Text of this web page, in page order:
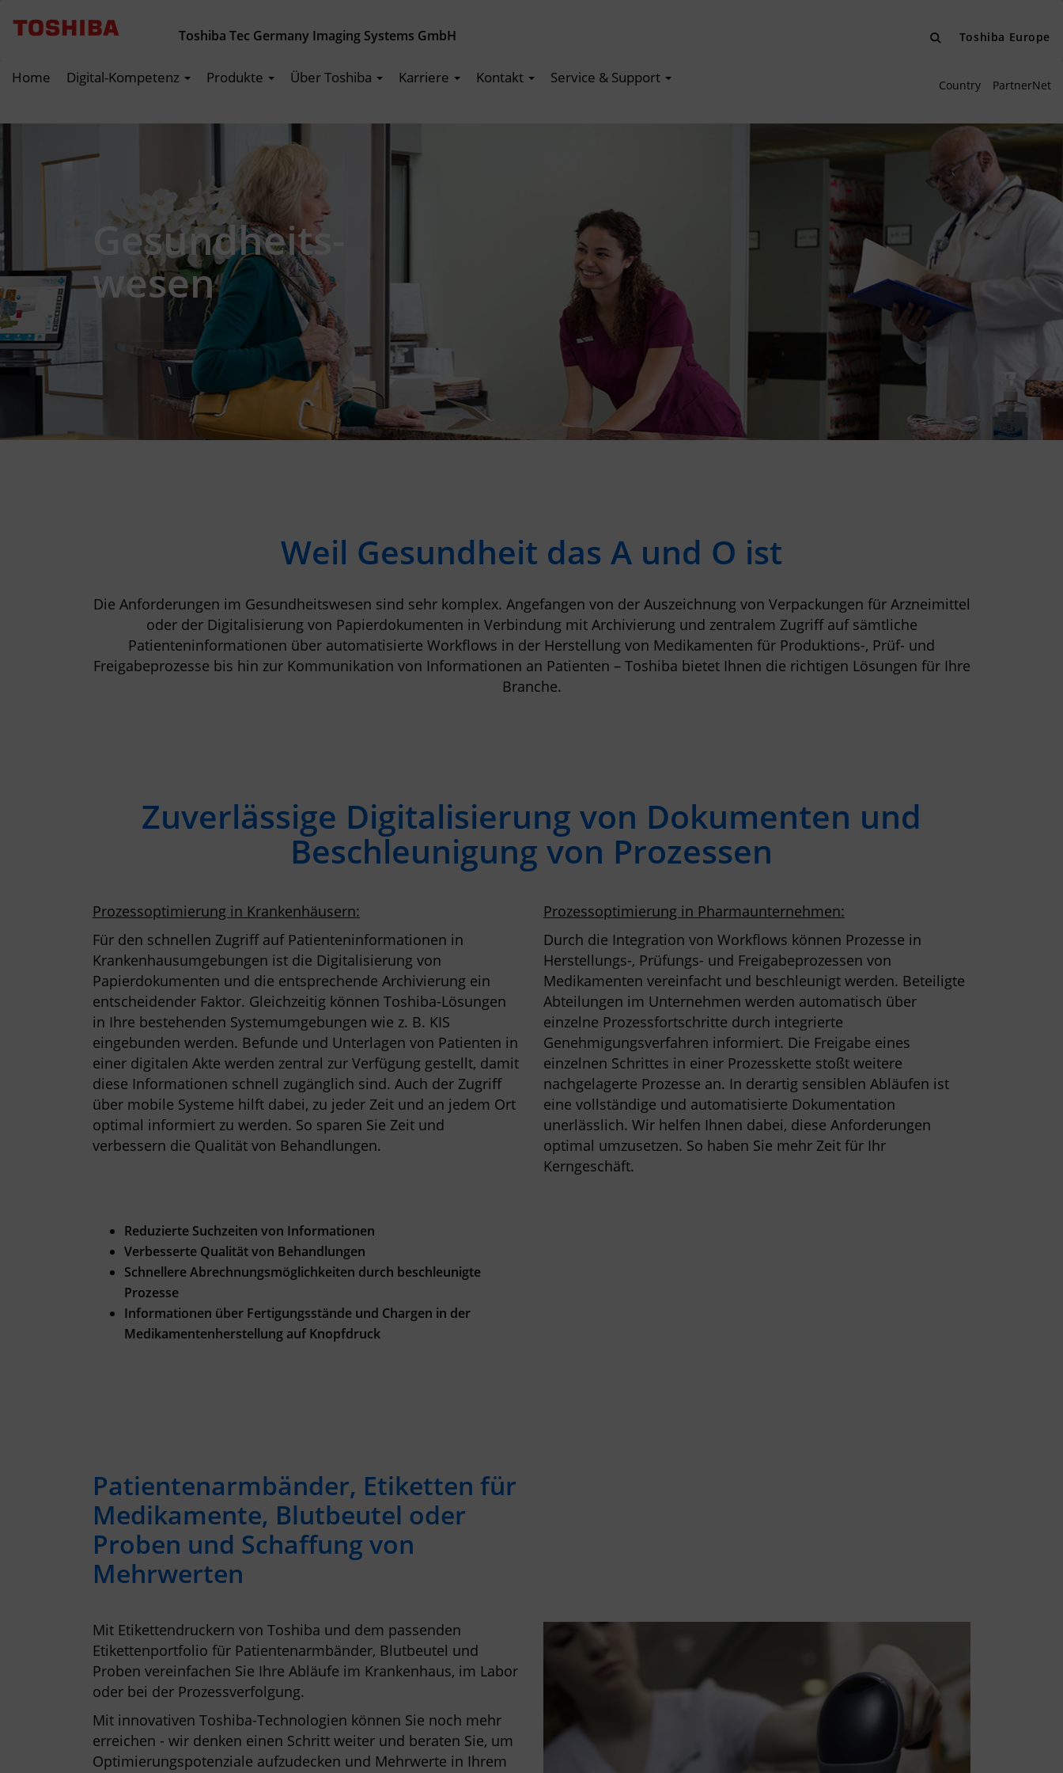
Toshiba Tec Germany Imaging Systems GmbH Toshiba Europe
Home Digital-Kompetenz Produkte Über Toshiba Karriere Kontakt Service & Support Country PartnerNet
Gesundheits-
wesen
Weil Gesundheit das A und O ist
Die Anforderungen im Gesundheitswesen sind sehr komplex. Angefangen von der Auszeichnung von Verpackungen für Arzneimittel
oder der Digitalisierung von Papierdokumenten in Verbindung mit Archivierung und zentralem Zugriff auf sämtliche
Patienteninformationen über automatisierte Workflows in der Herstellung von Medikamenten für Produktions-, Prüf- und
Freigabeprozesse bis hin zur Kommunikation von Informationen an Patienten – Toshiba bietet Ihnen die richtigen Lösungen für Ihre
Branche.
Zuverlässige Digitalisierung von Dokumenten und
Beschleunigung von Prozessen
Prozessoptimierung in Krankenhäusern:
Für den schnellen Zugriff auf Patienteninformationen in
Krankenhausumgebungen ist die Digitalisierung von
Papierdokumenten und die entsprechende Archivierung ein
entscheidender Faktor. Gleichzeitig können Toshiba-Lösungen
in Ihre bestehenden Systemumgebungen wie z. B. KIS
eingebunden werden. Befunde und Unterlagen von Patienten in
einer digitalen Akte werden zentral zur Verfügung gestellt, damit
diese Informationen schnell zugänglich sind. Auch der Zugriff
über mobile Systeme hilft dabei, zu jeder Zeit und an jedem Ort
optimal informiert zu werden. So sparen Sie Zeit und
verbessern die Qualität von Behandlungen.
Reduzierte Suchzeiten von Informationen
Verbesserte Qualität von Behandlungen
Schnellere Abrechnungsmöglichkeiten durch beschleunigte
Prozesse
Informationen über Fertigungsstände und Chargen in der
Medikamentenherstellung auf Knopfdruck
Prozessoptimierung in Pharmaunternehmen:
Durch die Integration von Workflows können Prozesse in
Herstellungs-, Prüfungs- und Freigabeprozessen von
Medikamenten vereinfacht und beschleunigt werden. Beteiligte
Abteilungen im Unternehmen werden automatisch über
einzelne Prozessfortschritte durch integrierte
Genehmigungsverfahren informiert. Die Freigabe eines
einzelnen Schrittes in einer Prozesskette stoßt weitere
nachgelagerte Prozesse an. In derartig sensiblen Abläufen ist
eine vollständige und automatisierte Dokumentation
unerlässlich. Wir helfen Ihnen dabei, diese Anforderungen
optimal umzusetzen. So haben Sie mehr Zeit für Ihr
Kerngeschäft.
Patientenarmbänder, Etiketten für
Medikamente, Blutbeutel oder
Proben und Schaffung von
Mehrwerten
Mit Etikettendruckern von Toshiba und dem passenden
Etikettenportfolio für Patientenarmbänder, Blutbeutel und
Proben vereinfachen Sie Ihre Abläufe im Krankenhaus, im Labor
oder bei der Prozessverfolgung.
Mit innovativen Toshiba-Technologien können Sie noch mehr
erreichen - wir denken einen Schritt weiter und beraten Sie, um
Optimierungspotenziale aufzudecken und Mehrwerte in Ihrem